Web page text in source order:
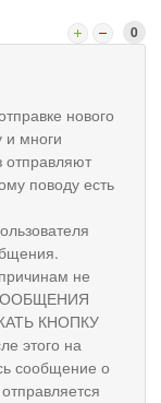
0
нового
многи
отправляют
поводу есть
не
КНОПКУ
этого на
сообщение о